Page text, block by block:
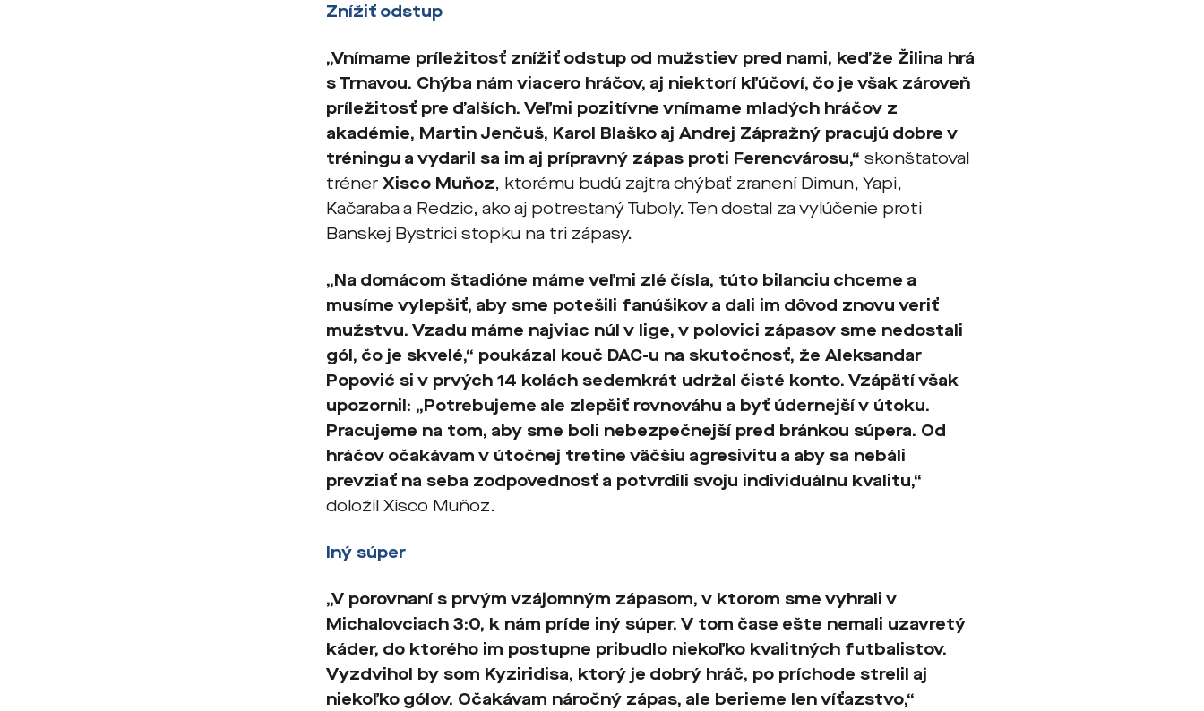
Znížiť odstup
„Vnímame príležitosť znížiť odstup od mužstiev pred nami, keďže Žilina hrá
s Trnavou. Chýba nám viacero hráčov, aj niektorí kľúčoví, čo je však zároveň
príležitosť pre ďalších. Veľmi pozitívne vnímame mladých hráčov z
akadémie, Martin Jenčuš, Karol Blaško aj Andrej Zápražný pracujú dobre v
tréningu a vydaril sa im aj prípravný zápas proti Ferencvárosu,“skonštatoval
trénerXisco Muňoz, ktorému budú zajtra chýbať zranení Dimun, Yapi,
Kačaraba a Redzic, ako aj potrestaný Tuboly. Ten dostal za vylúčenie proti
Banskej Bystrici stopku na tri zápasy.
„Na domácom štadióne máme veľmi zlé čísla, túto bilanciu chceme a
musíme vylepšiť, aby sme potešili fanúšikov a dali im dôvod znovu veriť
mužstvu. Vzadu máme najviac núl v lige, v polovici zápasov sme nedostali
gól, čo je skvelé,“ poukázal kouč DAC-u na skutočnosť, že Aleksandar
Popović si v prvých 14 kolách sedemkrát udržal čisté konto. Vzápätí však
upozornil: „Potrebujeme ale zlepšiť rovnováhu a byť údernejší v útoku.
Pracujeme na tom, aby sme boli nebezpečnejší pred bránkou súpera. Od
hráčov očakávam v útočnej tretine väčšiu agresivitu a aby sa nebáli
prevziať na seba zodpovednosť a potvrdili svoju individuálnu kvalitu,“
doložil Xisco Muňoz.
Iný súper
„V porovnaní s prvým vzájomným zápasom, v ktorom sme vyhrali v
Michalovciach 3:0, k nám príde iný súper. V tom čase ešte nemali uzavretý
káder, do ktorého im postupne pribudlo niekoľko kvalitných futbalistov.
Vyzdvihol by som Kyziridisa, ktorý je dobrý hráč, po príchode strelil aj
niekoľko gólov. Očakávam náročný zápas, ale berieme len víťazstvo,“